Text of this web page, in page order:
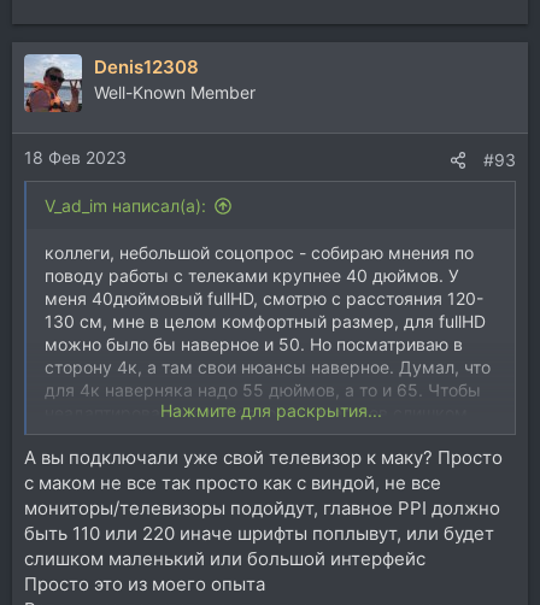
Denis12308
Well-Known Member
18 Фев 2023 #93
V_ad_im написал(а):
коллеги, небольшой соцопрос - собираю мнения по
поводу работы с телеками крупнее 40 дюймов. У
меня 40дюймовый fullHD, смотрю с расстояния 120-
130 см, мне в целом комфортный размер, для fullHD
можно было бы наверное и 50. Но посматриваю в
сторону 4к, а там свои нюансы наверное. Думал, что
для 4к наверняка надо 55 дюймов, а то и 65. Чтобы
неадаптированные к 4к окошки плагинов слишком
мелкими не оказались. Однако один негативный
отзыв по поводу 49 дюймов уже есть - слишком
широко глазам (но с расстояния 100–110 см). Итак,
какова средняя диагональ телека по больнице?)
Нажмите для раскрытия...
А вы подключали уже свой телевизор к маку? Просто
с маком не все так просто как с виндой, не все
мониторы/телевизоры подойдут, главное PPI должно
быть 110 или 220 иначе шрифты поплывут, или будет
слишком маленький или большой интерфейс
Просто это из моего опыта